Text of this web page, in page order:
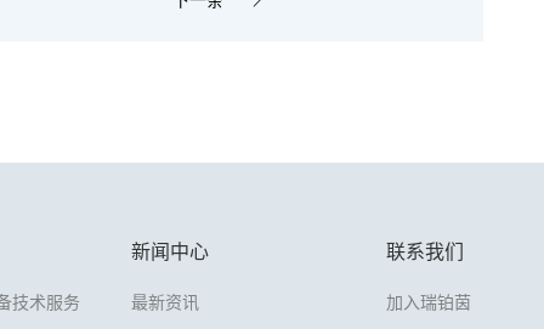
技术服务
新闻中心
最新资讯
联系我们
加入瑞铂茵